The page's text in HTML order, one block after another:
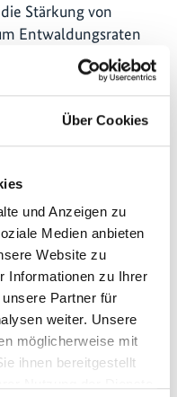
Über Cookies
und Anzeigen zu
Medien anbieten
Website zu
Informationen zu Ihrer
Partner für
weiter. Unsere
möglicherweise mit
ihnen bereitgestellt
Stärkung von
Entwaldungsraten
zu
und -vertreter zur
wurden identifiziert
der
Plattform
schaffen. Dadurch
Regierung,
verbessert
benachteiligter,
an einem
sichergestellt